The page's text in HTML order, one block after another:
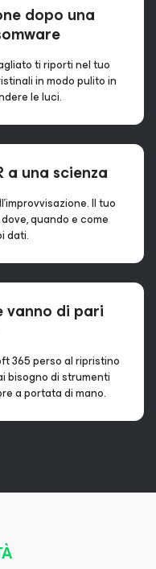
dopo una
ti riporti nel tuo
in modo pulito in
le luci.
a una scienza
Il tuo
quando e come
dati.
vanno di pari
365 perso al ripristino
bisogno di strumenti
a portata di mano.